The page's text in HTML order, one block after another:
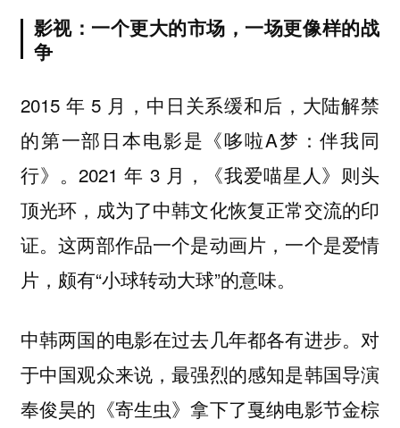
影视：一个更大的市场，一场更像样的战
争
2015 年 5 月，中日关系缓和后，大陆解禁
的第一部日本电影是《哆啦A梦：伴我同
行》。2021 年 3 月，《我爱喵星人》则头
顶光环，成为了中韩文化恢复正常交流的印
证。这两部作品一个是动画片，一个是爱情
片，颇有“小球转动大球”的意味。
中韩两国的电影在过去几年都各有进步。对
于中国观众来说，最强烈的感知是韩国导演
奉俊昊的《寄生虫》拿下了戛纳电影节金棕